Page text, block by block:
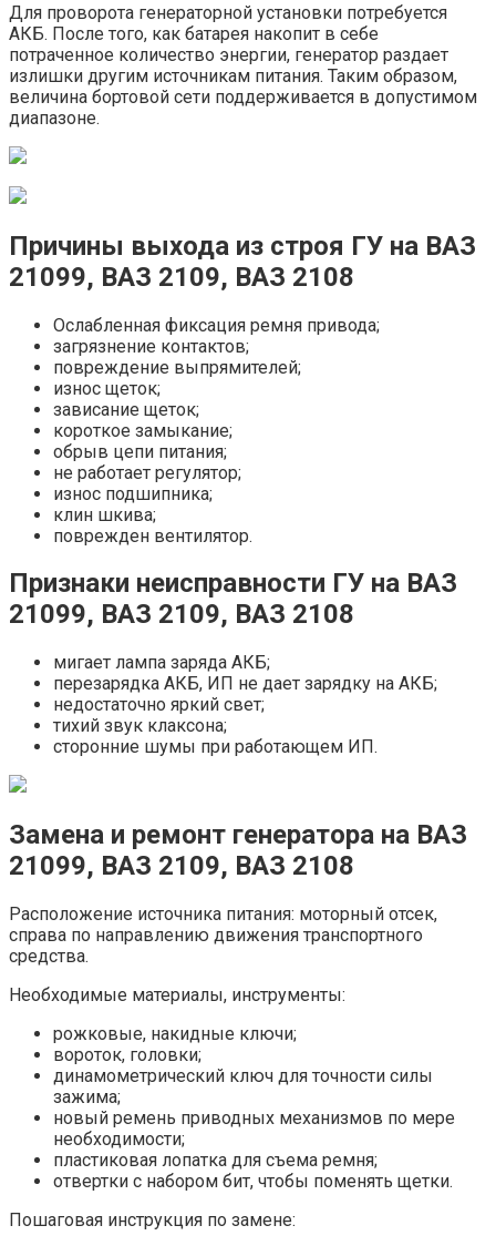
Для проворота генераторной установки потребуется
АКБ. После того, как батарея накопит в себе
потраченное количество энергии, генератор раздает
излишки другим источникам питания. Таким образом,
величина бортовой сети поддерживается в допустимом
диапазоне.
Причины выхода из строя ГУ на ВАЗ
21099, ВАЗ 2109, ВАЗ 2108
Ослабленная фиксация ремня привода;
загрязнение контактов;
повреждение выпрямителей;
износ щеток;
зависание щеток;
короткое замыкание;
обрыв цепи питания;
не работает регулятор;
износ подшипника;
клин шкива;
поврежден вентилятор.
Признаки неисправности ГУ на ВАЗ
21099, ВАЗ 2109, ВАЗ 2108
мигает лампа заряда АКБ;
перезарядка АКБ, ИП не дает зарядку на АКБ;
недостаточно яркий свет;
тихий звук клаксона;
сторонние шумы при работающем ИП.
Замена и ремонт генератора на ВАЗ
21099, ВАЗ 2109, ВАЗ 2108
Расположение источника питания: моторный отсек,
справа по направлению движения транспортного
средства.
Необходимые материалы, инструменты:
рожковые, накидные ключи;
вороток, головки;
динамометрический ключ для точности силы
зажима;
новый ремень приводных механизмов по мере
необходимости;
пластиковая лопатка для съема ремня;
отвертки с набором бит, чтобы поменять щетки.
Пошаговая инструкция по замене: